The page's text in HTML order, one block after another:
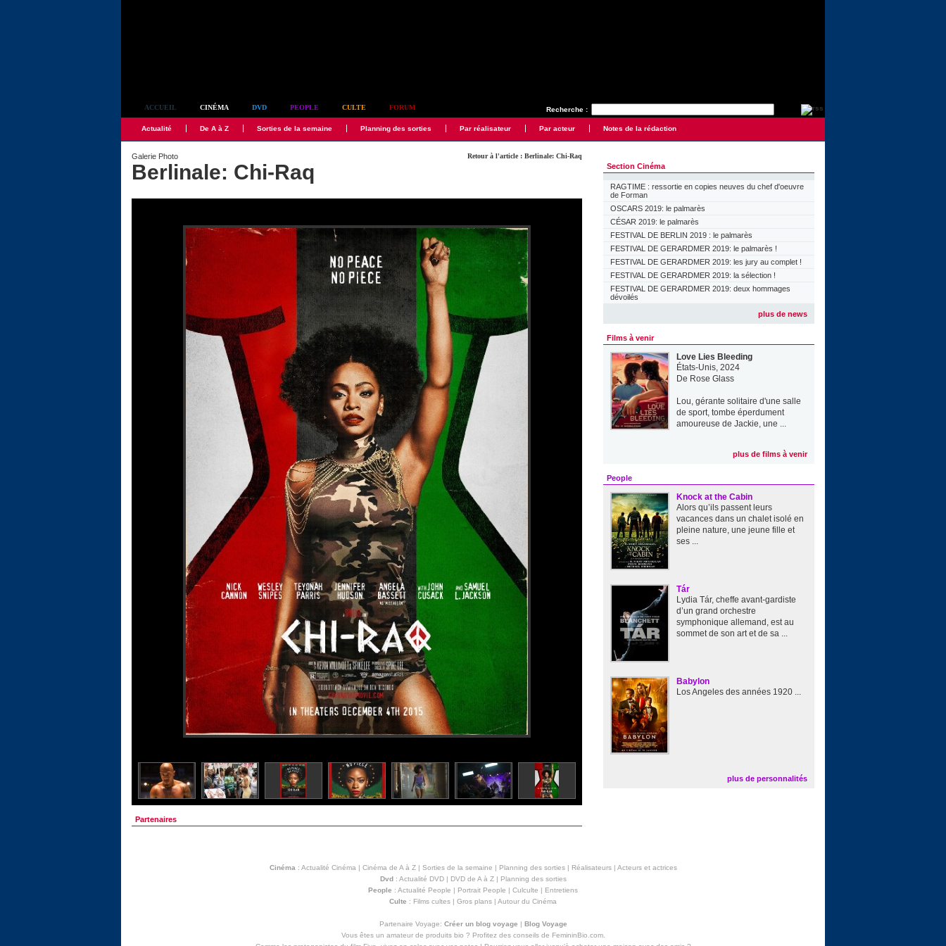
Recherche :
ACCUEIL CINÉMA DVD PEOPLE CULTE FORUM
Actualité De A à Z Sorties de la semaine Planning des sorties Par réalisateur Par acteur Notes de la rédaction
Retour à l'article : Berlinale: Chi-Raq
Galerie Photo
Berlinale: Chi-Raq
Partenaires
Section Cinéma
RAGTIME : ressortie en copies neuves du chef d'oeuvre
de Forman
OSCARS 2019: le palmarès
CÉSAR 2019: le palmarès
FESTIVAL DE BERLIN 2019 : le palmarès
FESTIVAL DE GERARDMER 2019: le palmarès !
FESTIVAL DE GERARDMER 2019: les jury au complet !
FESTIVAL DE GERARDMER 2019: la sélection !
FESTIVAL DE GERARDMER 2019: deux hommages
dévoilés
plus de news
Films à venir
Love Lies Bleeding
États-Unis, 2024
De Rose Glass
Lou, gérante solitaire d'une salle
de sport, tombe éperdument
amoureuse de Jackie, une ...
plus de films à venir
People
Knock at the Cabin
Alors qu’ils passent leurs
vacances dans un chalet isolé en
pleine nature, une jeune fille et
ses ...
Tár
Lydia Tár, cheffe avant-gardiste
d’un grand orchestre
symphonique allemand, est au
sommet de son art et de sa ...
Babylon
Los Angeles des années 1920 ...
plus de personnalités
Cinéma : Actualité Cinéma | Cinéma de A à Z| Sorties de la semaine | Planning des sorties| Réalisateurs| Acteurs et actrices
Dvd: Actualité DVD| DVD de A à Z| Planning des sorties
People : Actualité People | Portrait People | Culculte | Entretiens
Culte : Films cultes | Gros plans | Autour du Cinéma
Partenaire Voyage: Créer un blog voyage | Blog Voyage
Vous êtes un amateur de produits bio ? Profitez des conseils de FemininBio.com.